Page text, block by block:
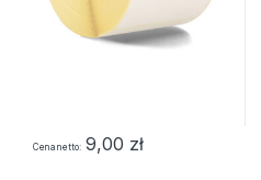
Cena netto 9,00 zł